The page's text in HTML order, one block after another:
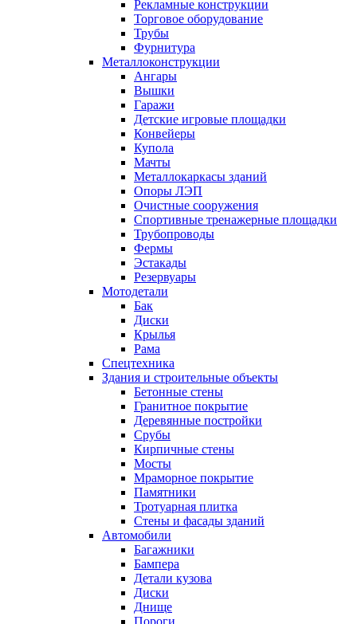
Рекламные конструкции
Торговое оборудование
Трубы
Фурнитура
Металлоконструкции
Ангары
Вышки
Гаражи
Детские игровые площадки
Конвейеры
Купола
Мачты
Металлокаркасы зданий
Опоры ЛЭП
Очистные сооружения
Спортивные тренажерные площадки
Трубопроводы
Фермы
Эстакады
Резервуары
Мотодетали
Бак
Диски
Крылья
Рама
Спецтехника
Здания и строительные объекты
Бетонные стены
Гранитное покрытие
Деревянные постройки
Срубы
Кирпичные стены
Мосты
Мраморное покрытие
Памятники
Тротуарная плитка
Стены и фасады зданий
Автомобили
Багажники
Бампера
Детали кузова
Диски
Днище
Пороги